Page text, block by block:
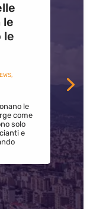
le
le
,
le
come
solo
e